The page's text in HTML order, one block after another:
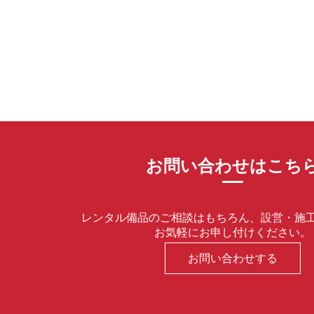
お問い合わせはこち
レンタル備品のご相談はもちろん、設営・施
お気軽にお申し付けください。
お問い合わせする